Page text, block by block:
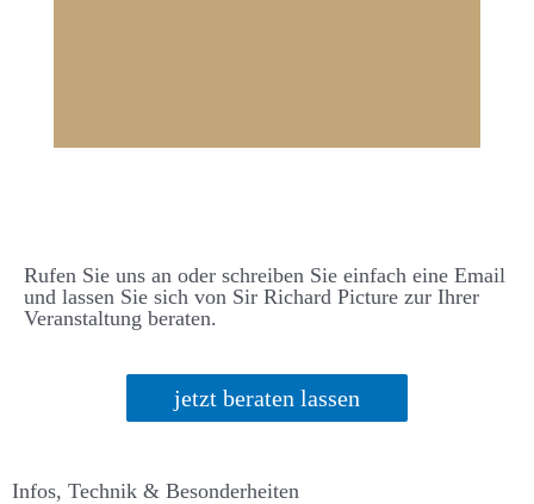
Rufen Sie uns an oder schreiben Sie einfach eine Email
und lassen Sie sich von Sir Richard Picture zur Ihrer
Veranstaltung beraten.
jetzt beraten lassen
Infos, Technik & Besonderheiten